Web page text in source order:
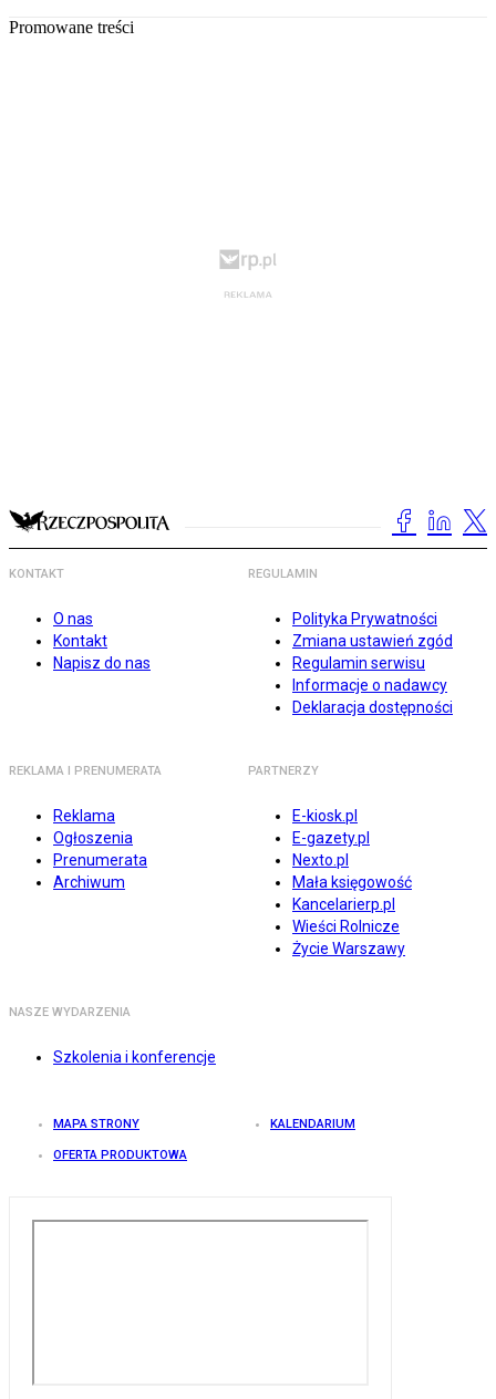
Promowane treści
KONTAKT
O nas
Kontakt
Napisz do nas
REGULAMIN
Polityka Prywatności
Zmiana ustawień zgód
Regulamin serwisu
Informacje o nadawcy
Deklaracja dostępności
REKLAMA I PRENUMERATA
Reklama
Ogłoszenia
Prenumerata
Archiwum
PARTNERZY
E-kiosk.pl
E-gazety.pl
Nexto.pl
Mała księgowość
Kancelarierp.pl
Wieści Rolnicze
Życie Warszawy
NASZE WYDARZENIA
Szkolenia i konferencje
MAPA STRONY KALENDARIUM
OFERTA PRODUKTOWA